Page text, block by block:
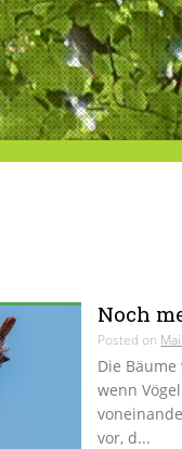
Noch
Posted on
Die
wenn
vor, d...